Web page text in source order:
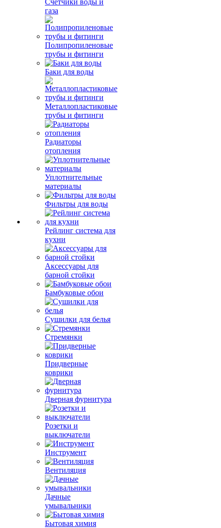
Счетчики воды и
газа
Полипропиленовые
трубы и фитинги
Баки для воды
Металлопластиковые
трубы и фитинги
Радиаторы
отопления
Уплотнительные
материалы
Фильтры для воды
Рейлинг система для
кухни
Аксессуары для
барной стойки
Бамбуковые обои
Сушилки для белья
Стремянки
Придверные
коврики
Дверная фурнитура
Розетки и
выключатели
Инструмент
Вентиляция
Дачные
умывальники
Бытовая химия